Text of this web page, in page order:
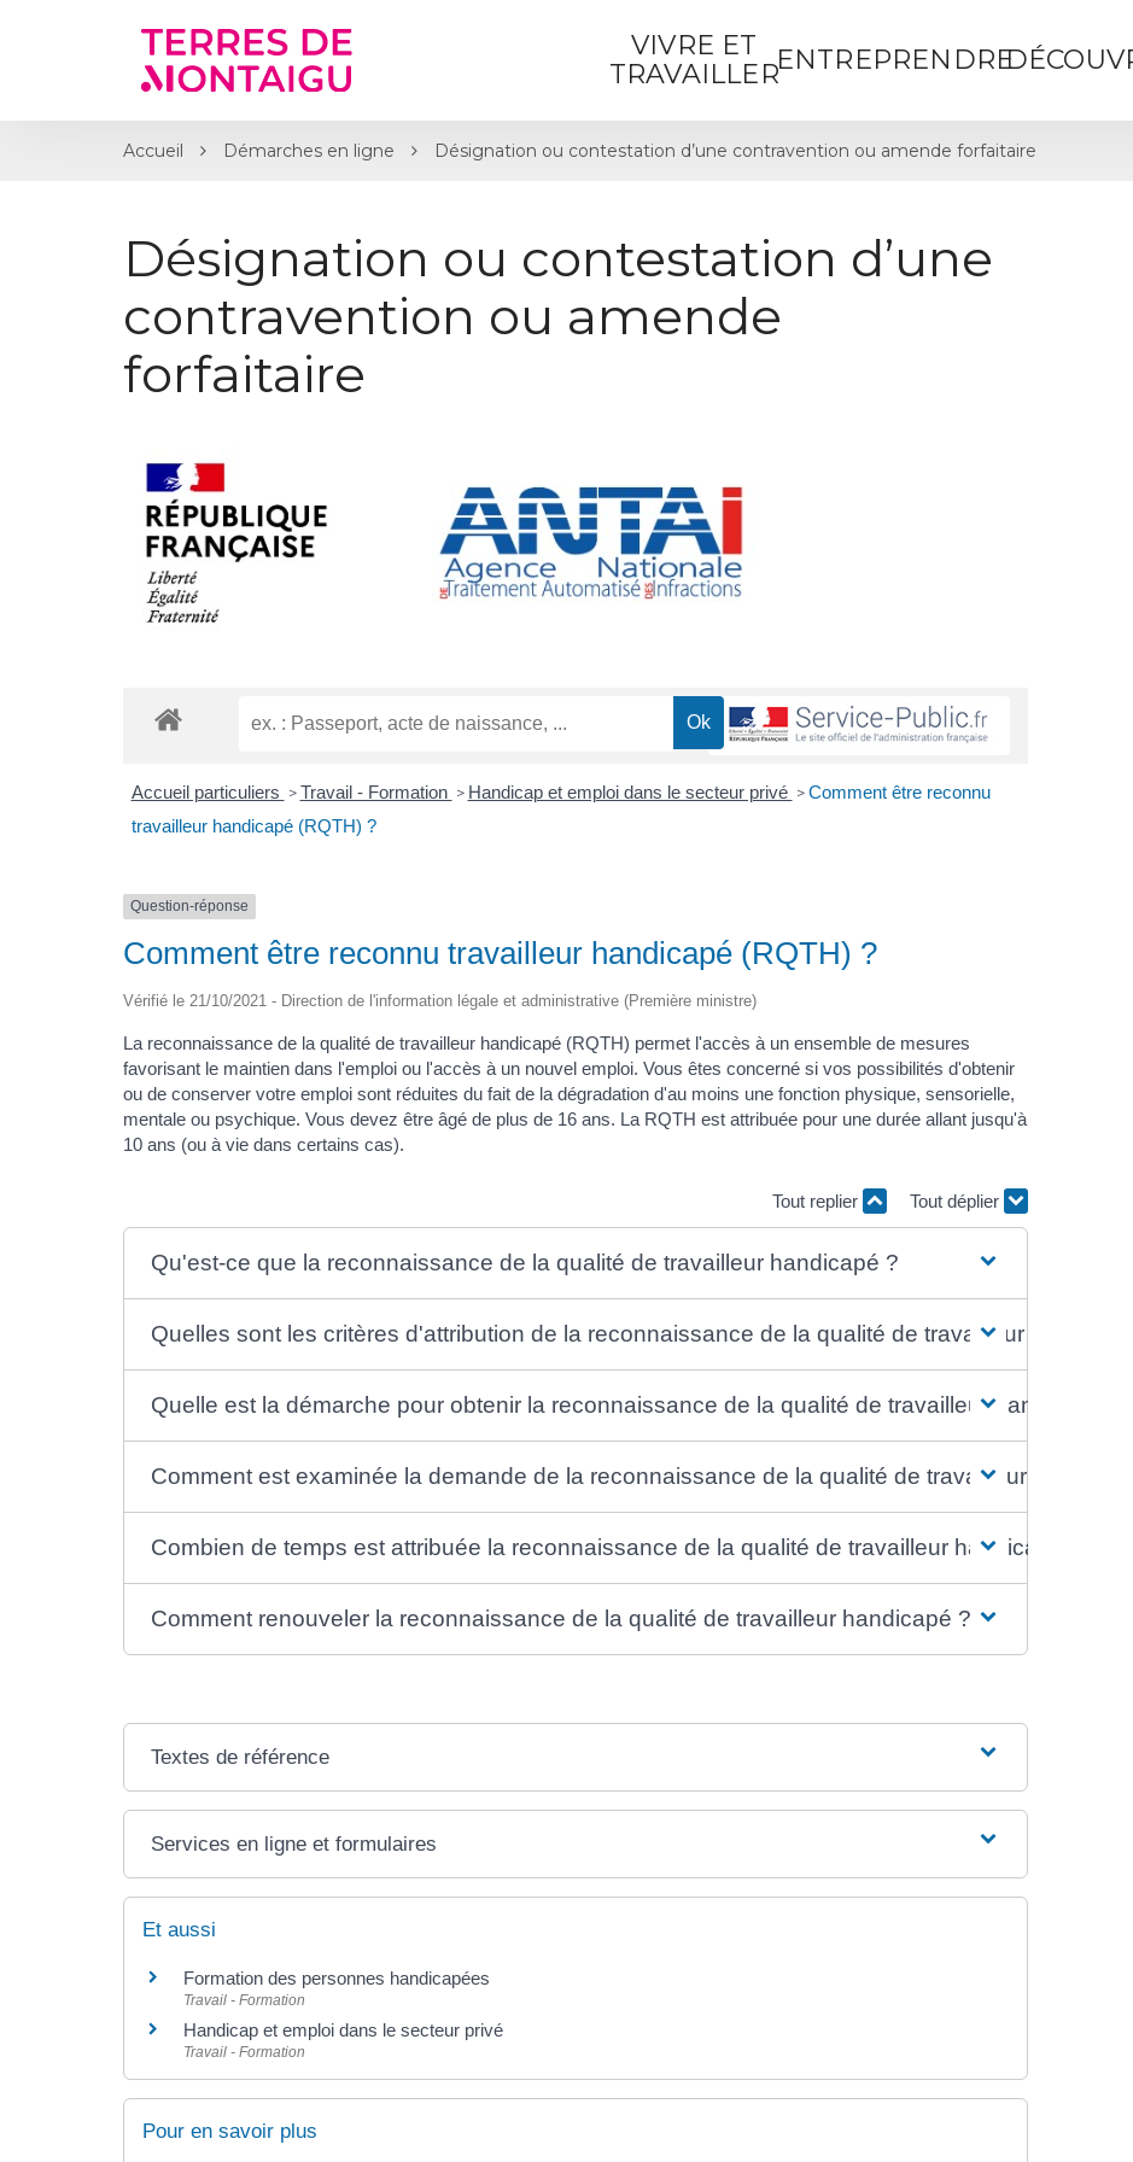
VIVRE ET
TRAVAILLERENTREPRENDRE
Accueil Démarches en ligne Désignation ou contestation d’une contravention ou amende forfaitaire
Désignation ou contestation d’une
contravention ou amende
forfaitaire
Accueil particuliers > Travail - Formation > Handicap et emploi dans le secteur privé > Comment être reconnu
travailleur handicapé (RQTH) ?
Question-réponse
Comment être reconnu travailleur handicapé (RQTH) ?
Vérifié le 21/10/2021 - Direction de l'information légale et administrative (Première ministre)
La reconnaissance de la qualité de travailleur handicapé (RQTH) permet l'accès à un ensemble de mesures
favorisant le maintien dans l'emploi ou l'accès à un nouvel emploi. Vous êtes concerné si vos possibilités d'obtenir
ou de conserver votre emploi sont réduites du fait de la dégradation d'au moins une fonction physique, sensorielle,
mentale ou psychique. Vous devez être âgé de plus de 16 ans. La RQTH est attribuée pour une durée allant jusqu'à
10 ans (ou à vie dans certains cas).
Tout replier Tout déplier
Qu'est-ce que la reconnaissance de la qualité de travailleur handicapé ?
Quelles sont les critères d'attribution de la reconnaissance de la qualité de travailleur handicapé
Quelle est la démarche pour obtenir la reconnaissance de la qualité de travailleur handicapé ?
Comment est examinée la demande de la reconnaissance de la qualité de travailleur
Combien de temps est attribuée la reconnaissance de la qualité de travailleur handicapé ?
Comment renouveler la reconnaissance de la qualité de travailleur handicapé ?
Textes de référence
Services en ligne et formulaires
Et aussi
Formation des personnes handicapées
Travail - Formation
Handicap et emploi dans le secteur privé
Travail - Formation
Pour en savoir plus